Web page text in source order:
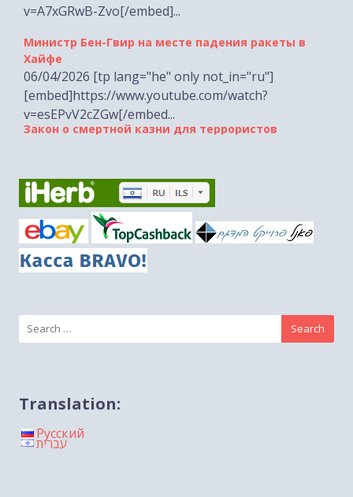
Министр Бен-Гвир на месте падения ракеты в
06/04/2026 [tp lang="he" only not_in="ru"]
[embed]https://www.youtube.com/watch?
v=esEPvV2cZGw[/embed...
Закон о смертной казни для террористов
29/03/2026 [tp lang="he" only not_in="ru"]
[embed]https://www.youtube.com/watch?
Search
for:
Translation:
Русский
עברית